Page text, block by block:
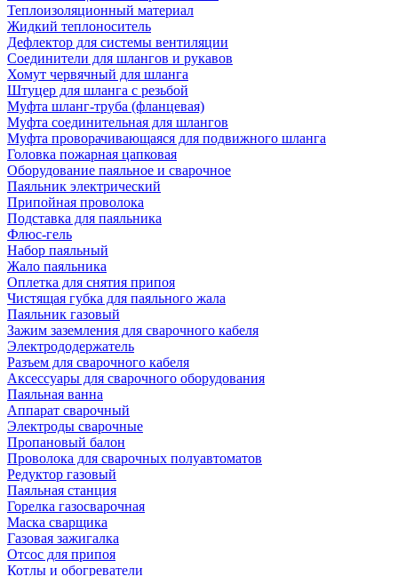
Теплоизоляционный материал
Жидкий теплоноситель
Дефлектор для системы вентиляции
Соединители для шлангов и рукавов
Хомут червячный для шланга
Штуцер для шланга с резьбой
Муфта шланг-труба (фланцевая)
Муфта соединительная для шлангов
Муфта проворачивающаяся для подвижного шланга
Головка пожарная цапковая
Оборудование паяльное и сварочное
Паяльник электрический
Припойная проволока
Подставка для паяльника
Флюс-гель
Набор паяльный
Жало паяльника
Оплетка для снятия припоя
Чистящая губка для паяльного жала
Паяльник газовый
Зажим заземления для сварочного кабеля
Электрододержатель
Разъем для сварочного кабеля
Аксессуары для сварочного оборудования
Паяльная ванна
Аппарат сварочный
Электроды сварочные
Пропановый балон
Проволока для сварочных полуавтоматов
Редуктор газовый
Паяльная станция
Горелка газосварочная
Маска сварщика
Газовая зажигалка
Отсос для припоя
Котлы и обогреватели